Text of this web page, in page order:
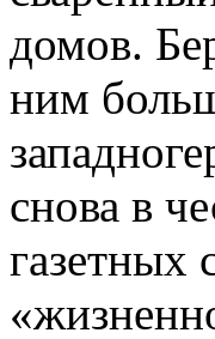
домов.
ним
снова в
газетных